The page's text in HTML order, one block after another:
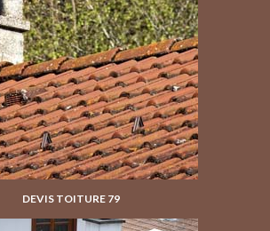
DEVIS TOITURE 79